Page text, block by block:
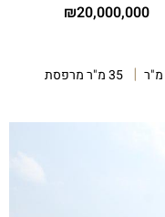
20,000,000
35 מ"ר מרפסת